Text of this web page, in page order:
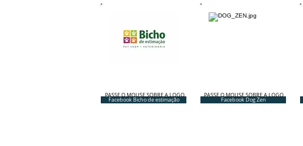
Facebook Bicho de estimação Facebook Dog Zen
PASSE O MOUSE SOBRE A LOGO PASSE O MOUSE SOBRE A LOGO